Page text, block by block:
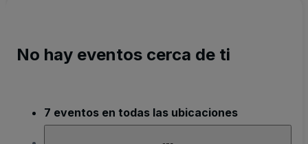
No hay eventos cerca de ti
7 eventos en todas las ubicaciones